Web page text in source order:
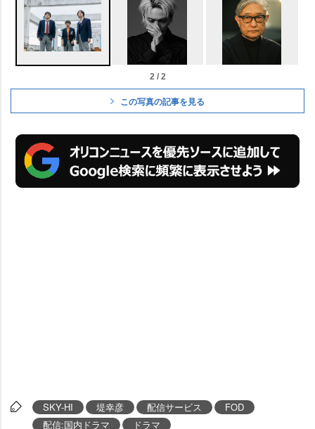
2 / 2
この写真の記事を見る
SKY-HI 堤幸彦 配信サービス
FOD
配信:国内ドラマ
ドラマ